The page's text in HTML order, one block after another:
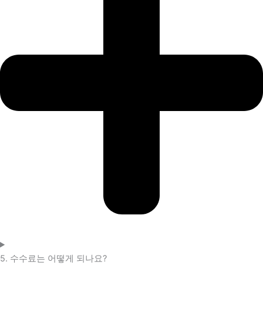
5. 수수료는 어떻게 되나요?